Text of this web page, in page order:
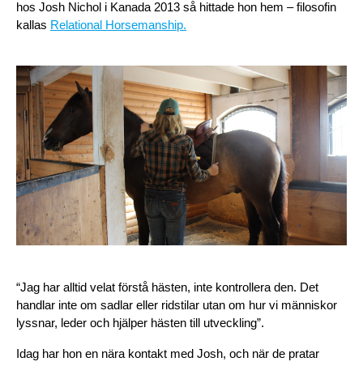
hos Josh Nichol i Kanada 2013 så hittade hon hem – filosofin
kallas Relational Horsemanship.
“Jag har alltid velat förstå hästen, inte kontrollera den. Det
handlar inte om sadlar eller ridstilar utan om hur vi människor
lyssnar, leder och hjälper hästen till utveckling”.
Idag har hon en nära kontakt med Josh, och när de pratar